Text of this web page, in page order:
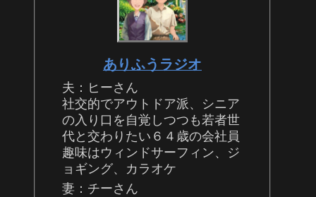
ありふうラジオ
夫：ヒーさん
社交的でアウトドア派、シニア
の入り口を自覚しつつも若者世
代と交わりたい６４歳の会社員
趣味はウィンドサーフィン、ジ
ョギング、カラオケ
妻：チーさん